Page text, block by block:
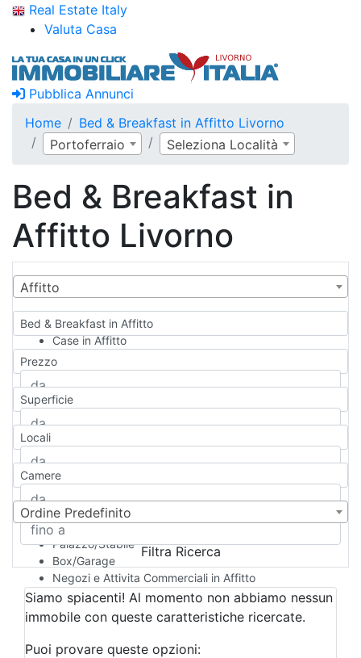
Real Estate Italy
Valuta Casa
Pubblica Annunci
Home
Bed & Breakfast in Affitto Livorno
Portoferraio
Seleziona Località
Bed & Breakfast in
Affitto Livorno
Affitto
Bed & Breakfast in Affitto
Case in Affitto
Qualsiasi
Appartamento
Casa indipendente
Casa Semi-indipendente
Attico/Mansarda
Rustico/Casale
Camera d'Albergo
Multiproprietà
Palazzo/Stabile
Box/Garage
Negozi e Attivita Commerciali in Affitto
Qualsiasi
Attività/Licenza Commerciale
Azienda Agricola
Bar/Ristorante
Prezzo
Superficie
Locali
Camere
Ordine Predefinito
Filtra Ricerca
Siamo spiacenti! Al momento non abbiamo nessun
immobile con queste caratteristiche ricercate.
Puoi provare queste opzioni: